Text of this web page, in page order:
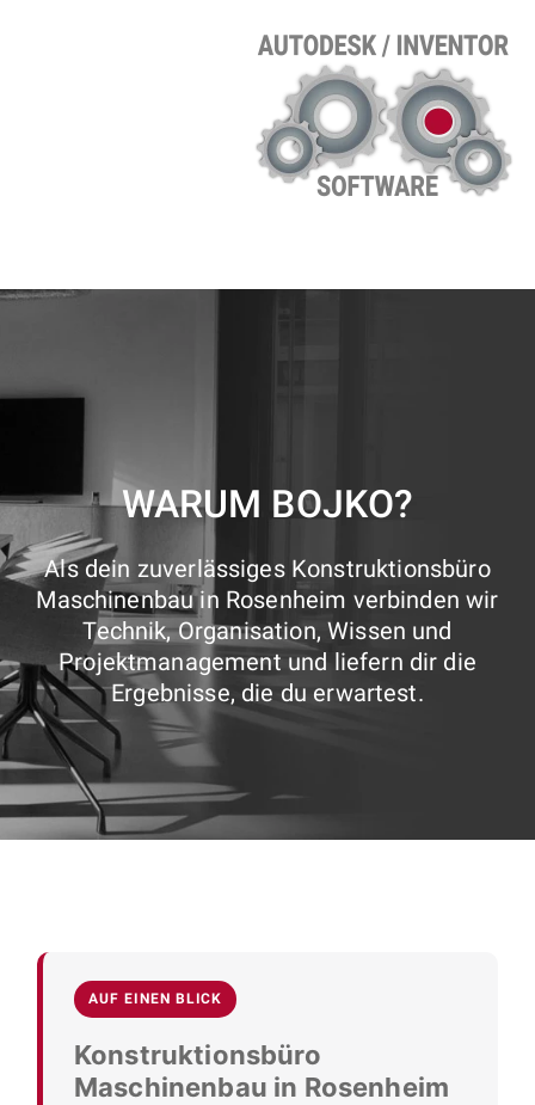
WARUM BOJKO?
Als dein zuverlässiges Konstruktionsbüro
Maschinenbau in Rosenheim verbinden wir
Technik, Organisation, Wissen und
Projektmanagement und liefern dir die
Ergebnisse, die du erwartest.
AUF EINEN BLICK
Konstruktionsbüro
Maschinenbau in Rosenheim